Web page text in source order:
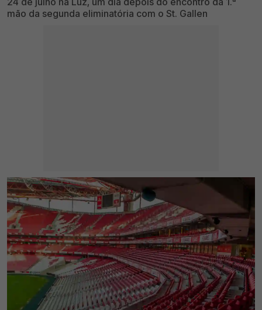
mão da segunda eliminatória com o St. Gallen